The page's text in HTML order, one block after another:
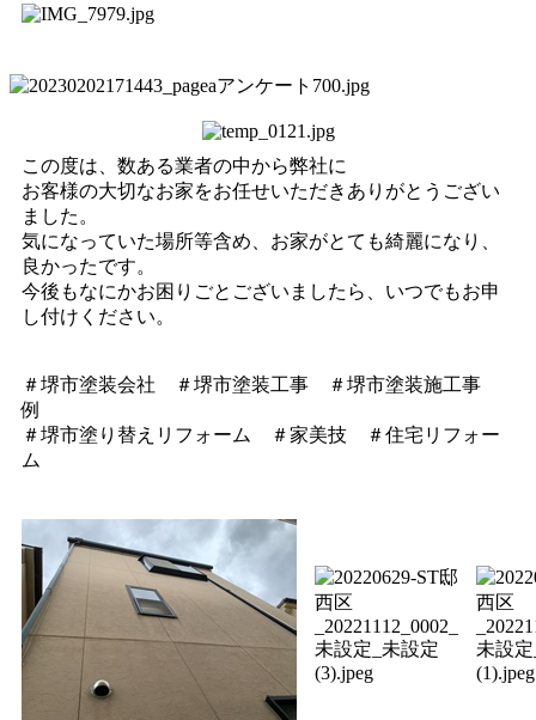
この度は、数ある業者の中から弊社に
お客様の大切なお家をお任せいただきありがとうござい
ました。
気になっていた場所等含め、お家がとても綺麗になり、
良かったです。
今後もなにかお困りごとございましたら、いつでもお申
し付けください。
＃堺市塗装会社 ＃堺市塗装工事 ＃堺市塗装施工事
例
＃堺市塗り替えリフォーム ＃家美技 ＃住宅リフォー
ム